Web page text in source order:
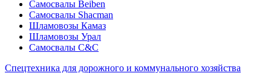
Самосвалы Beiben
Самосвалы Shacman
Шламовозы Камаз
Шламовозы Урал
Самосвалы C&C
Спецтехника для дорожного и коммунального хозяйства